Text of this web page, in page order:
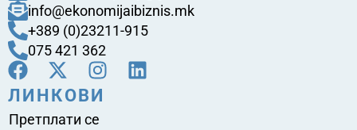
info@ekonomijaibiznis.mk
+389 (0)23211-915
075 421 362
ЛИНКОВИ
Претплати се